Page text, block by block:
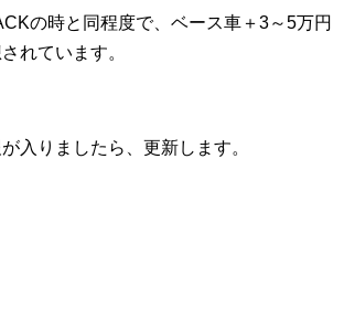
の時と同程度で、ベース車＋3～5万円
れています。
入りましたら、更新します。